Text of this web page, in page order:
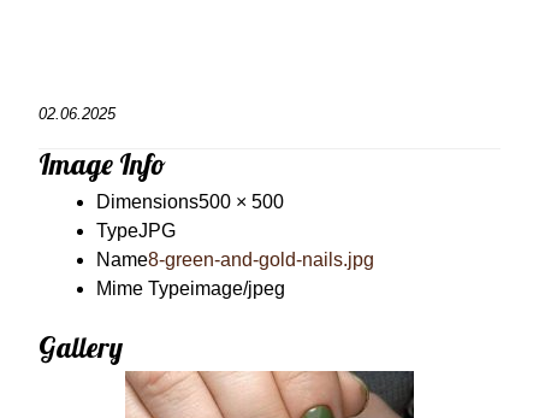
02.06.2025
Image Info
Dimensions500 × 500
TypeJPG
Name8-green-and-gold-nails.jpg
Mime Typeimage/jpeg
Gallery